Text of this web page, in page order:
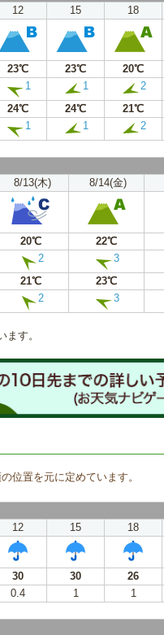
12 15 18
23℃ 23℃ 20℃
1 1 2
24℃ 24℃ 21℃
1 1 2
8/13(木) 8/14(金)
20℃ 22℃
2 3
21℃ 23℃
2 3
す。
位置を元に定めています。
12 15 18
30 30 26
0.4 1 1